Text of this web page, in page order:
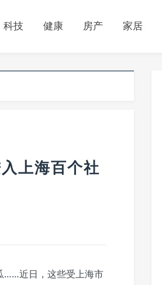
科技 健康 房产 家居
上海百个社
……近日，这些受上海市